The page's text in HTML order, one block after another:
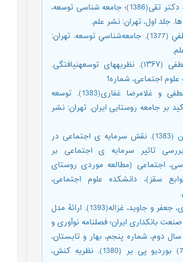
1) آزاد ارمکی، دکتر تقی(1386)؛ جامعه شناسی توسعه،
جلد اول، تهران: نشر علم.
2) ازكيا، مصطفي (1377). جامعه‌شناسي توسعه. تهران:
3) ازکیا، مصطفی (۱۳۶۷). نظریه‎های توسعه‎نیافتگی.
اجتماعی، شماره1
4) ازکیا، مصطفی و غلامرضا غفاری(1383). توسعه
بر جامعه روستایی ایران. تهران: نشر
5) اکبری، امین (1383). نقش سرمایه ی اجتماعی در
تاثیر سرمایه ی اجتماعی بر
اجتماعی (مطالعه موردی روستای
سقز)، دانشکده علوم اجتماعی،
6) باقری نژادی، جعفر و جاوید، غزاله(1393). ارائۀ مدل
بانکداری ایران؛ فصلنامه نوآوری و
دوم، شماره پنجم، بهار و تابستان،
صص 41-21 7) بوردیو پی یر (1380). نظریه کنش،